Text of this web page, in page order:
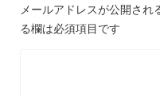
メールアドレスが公開され
る欄は必須項目です